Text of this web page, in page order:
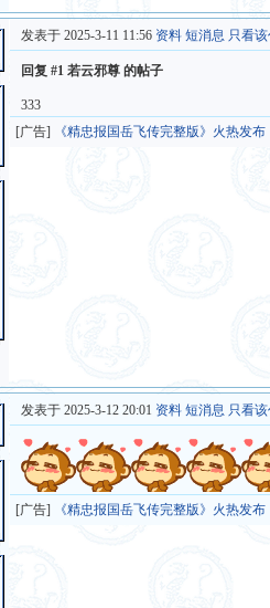
发表于 2025-3-11 11:56 资料 短消息 只看
回复 #1 若云邪尊 的帖子
333
[广告]
《精忠报国岳飞传完整版》火热发布
发表于 2025-3-12 20:01 资料 短消息 只看
[广告] 《精忠报国岳飞传完整版》火热发布